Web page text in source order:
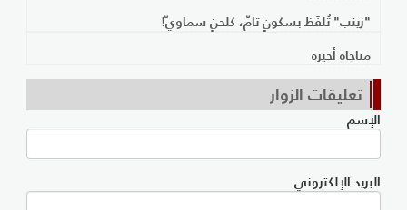
"زينب" تُلفَظ بسكونٍ تامّ، كلحنٍ سماويّ!
مناجاة أخيرة
تعليقات الزوار
الإسم
البريد الإلكتروني